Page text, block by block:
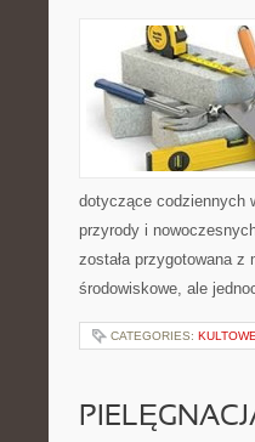
dotyczące codziennych
przyrody i
została przygotowana z
środowiskowe, ale
CATEGORIES: